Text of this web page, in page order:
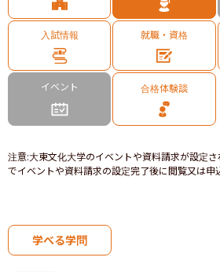
入試情報 就職・資格
イベント 合格体験談
注意:大東文化大学のイベントや資料請求が設定
でイベントや資料請求の設定完了後に閲覧又は申
学べる学問